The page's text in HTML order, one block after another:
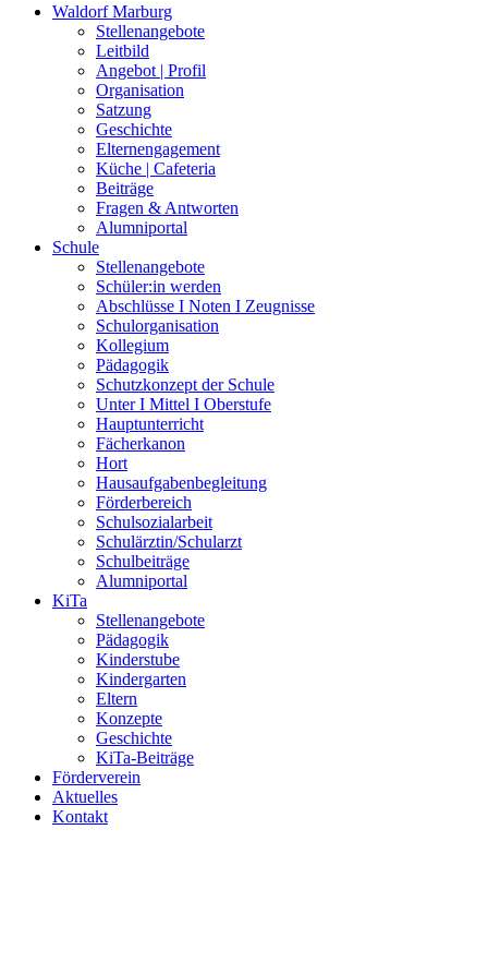
Waldorf Marburg
Stellenangebote
Leitbild
Angebot | Profil
Organisation
Satzung
Geschichte
Elternengagement
Küche | Cafeteria
Beiträge
Fragen & Antworten
Alumniportal
Schule
Stellenangebote
Schüler:in werden
Abschlüsse I Noten I Zeugnisse
Schulorganisation
Kollegium
Pädagogik
Schutzkonzept der Schule
Unter I Mittel I Oberstufe
Hauptunterricht
Fächerkanon
Hort
Hausaufgabenbegleitung
Förderbereich
Schulsozialarbeit
Schulärztin/Schularzt
Schulbeiträge
Alumniportal
KiTa
Stellenangebote
Pädagogik
Kinderstube
Kindergarten
Eltern
Konzepte
Geschichte
KiTa-Beiträge
Förderverein
Aktuelles
Kontakt